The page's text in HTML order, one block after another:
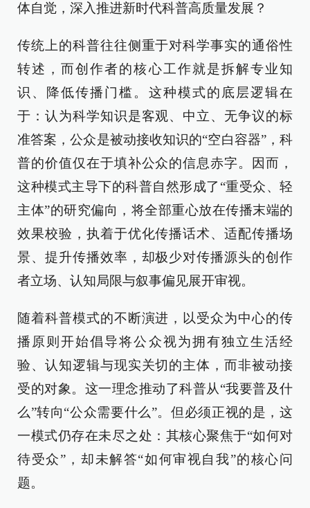
体自觉，深入推进新时代科普高质量发展？
传统上的科普往往侧重于对科学事实的通俗性
转述，而创作者的核心工作就是拆解专业知
识、降低传播门槛。这种模式的底层逻辑在
于：认为科学知识是客观、中立、无争议的标
准答案，公众是被动接收知识的“空白容器”，科
普的价值仅在于填补公众的信息赤字。因而，
这种模式主导下的科普自然形成了“重受众、轻
主体”的研究偏向，将全部重心放在传播末端的
效果校验，执着于优化传播话术、适配传播场
景、提升传播效率，却极少对传播源头的创作
者立场、认知局限与叙事偏见展开审视。
随着科普模式的不断演进，以受众为中心的传
播原则开始倡导将公众视为拥有独立生活经
验、认知逻辑与现实关切的主体，而非被动接
受的对象。这一理念推动了科普从“我要普及什
么”转向“公众需要什么”。但必须正视的是，这
一模式仍存在未尽之处：其核心聚焦于“如何对
待受众”，却未解答“如何审视自我”的核心问
题。